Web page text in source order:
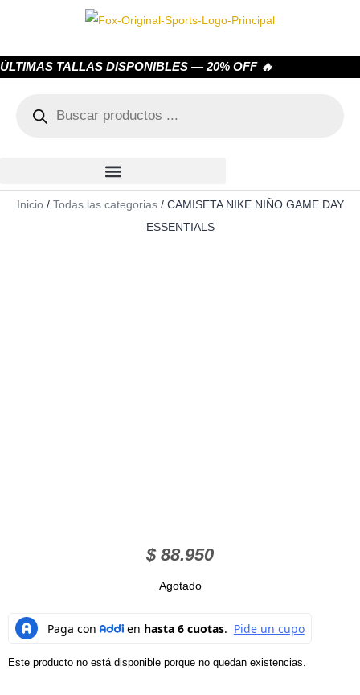
ÚLTIMAS TALLAS DISPONIBLES — 20% OFF 🔥
Inicio/ Todas las categorias/ CAMISETA NIKE NIÑO GAME DAY
ESSENTIALS
$88.950
Agotado
Este producto no está disponible porque no quedan existencias.